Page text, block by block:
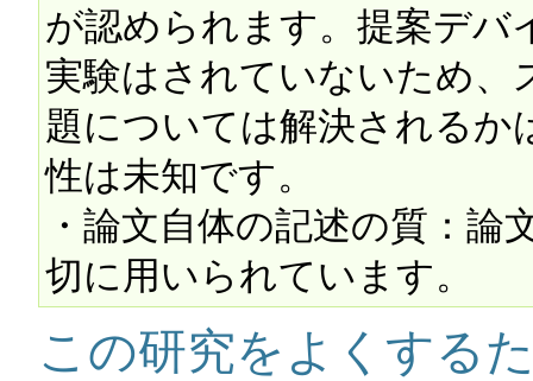
が認められます。提案デバ
実験はされていないため、
題については解決されるか
性は未知です。
・論文自体の記述の質：
この研究をよくする